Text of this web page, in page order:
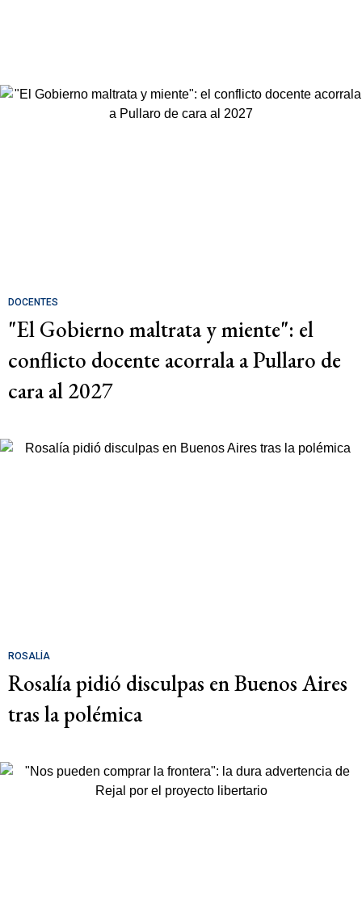
DOCENTES
"El Gobierno maltrata y miente": el
conflicto docente acorrala a Pullaro de
cara al 2027
ROSALÍA
Rosalía pidió disculpas en Buenos Aires
tras la polémica